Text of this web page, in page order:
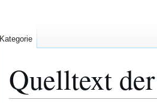
Quelltext
Kategorie